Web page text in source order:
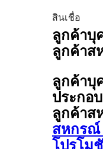
สินเชื่อ
ลูกค้าบุ
ลูกค้าส
ลูกค้าบุ
ประกอ
ลูกค้าส
สหกรณ์
โปรโม